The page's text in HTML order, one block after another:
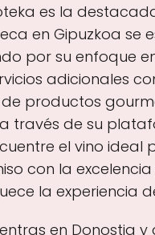
es la
en Gipuzkoa se
por su enfoque
adicionales
de productos
través de su
el vino ideal
con la
la experiencia
en Donostia